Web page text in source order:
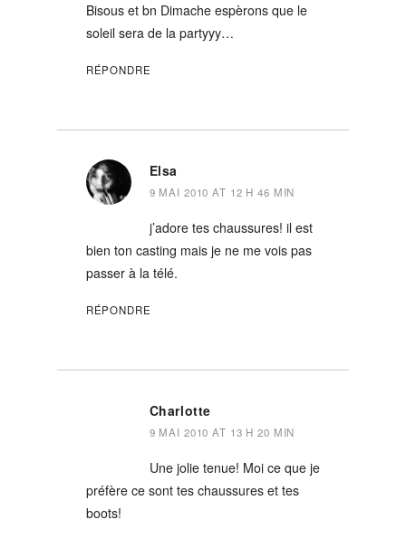
Bisous et bn Dimache espèrons que le
soleil sera de la partyyy…
RÉPONDRE
Elsa
9 MAI 2010 AT 12 H 46 MIN
j’adore tes chaussures! il est
bien ton casting mais je ne me vois pas
passer à la télé.
RÉPONDRE
Charlotte
9 MAI 2010 AT 13 H 20 MIN
Une jolie tenue! Moi ce que je
préfère ce sont tes chaussures et tes
boots!